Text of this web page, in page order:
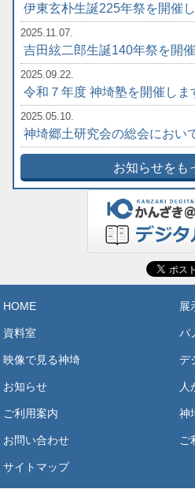
伊東玄朴生誕225年祭を開催し
2025.11.07.
吉田絃二郎生誕140年祭を開催
2025.09.22.
令和７年度 神埼塾を開催しま
2025.05.10.
神埼郷土研究会の総会におい
お知らせをも
HOME 展
資料室 パ
映像で見る神埼 デ
お知らせ 人
ご利用案内 神
お問い合わせ ご
サイトマップ